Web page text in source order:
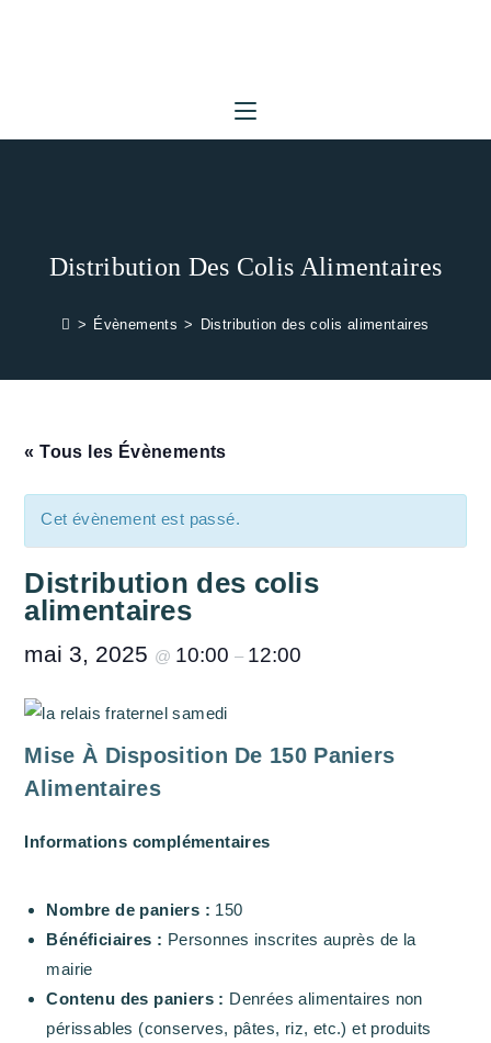
Distribution Des Colis Alimentaires
> Évènements > Distribution des colis alimentaires
« Tous les Évènements
Cet évènement est passé.
Distribution des colis
alimentaires
mai 3, 2025 @ 10:00– 12:00
Mise À Disposition De 150 Paniers
Alimentaires
Informations complémentaires
Nombre de paniers : 150
Bénéficiaires : Personnes inscrites auprès de la
mairie
Contenu des paniers : Denrées alimentaires non
périssables (conserves, pâtes, riz, etc.) et produits